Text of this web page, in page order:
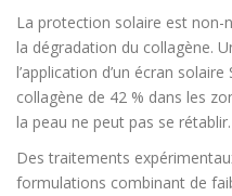
La protection solaire est non-
la dégradation du collagène.
l’application d’un écran
collagène de 42 % dans les
la peau ne peut pas se rétablir.
Des traitements
formulations combinant de